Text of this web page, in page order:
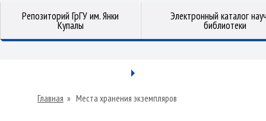
Репозиторий ГрГУ им. Янки
Купалы
Электронный каталог
библиотеки
Главная » Места хранения экземпляров